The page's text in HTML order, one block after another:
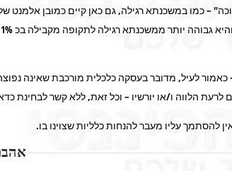
– כמו במשכנתא רגילה, גם כאן קיים כמובן אלמנט
לעיל, מדובר בעסקה כלכלית מורכבת שאינה
הלווה ו/או יורשיו – וכל זאת, ללא קשר לבחינת
להסתמך עליו מעבר להנחות כלליות שצוינו בו.